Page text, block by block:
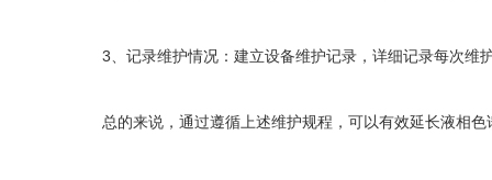
3、记录维护情况：建立设备维护记录，详细记录每次维
总的来说，通过遵循上述维护规程，可以有效延长液相色